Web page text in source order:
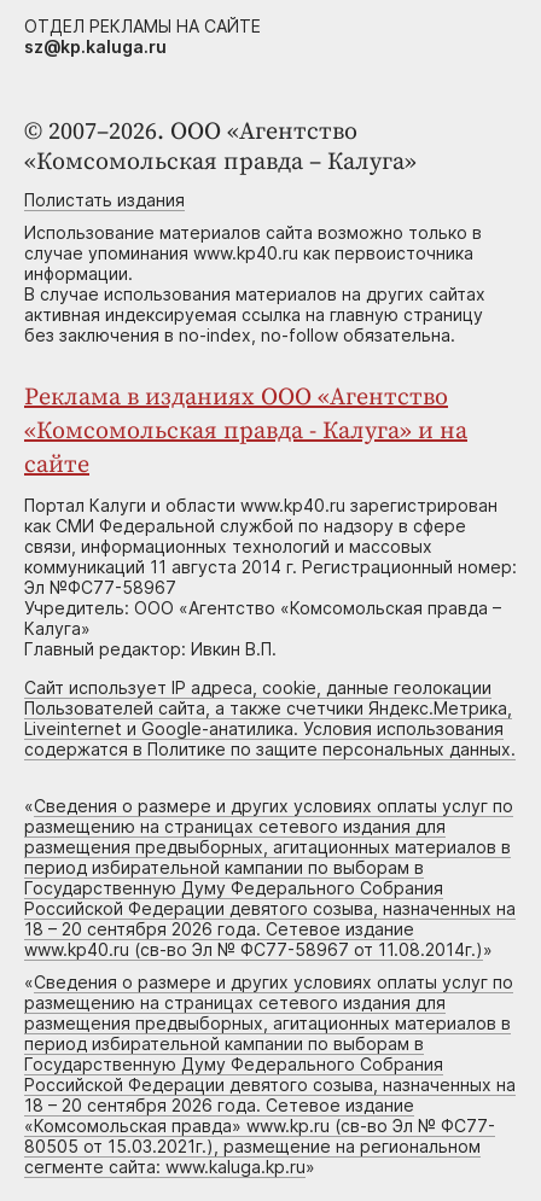
© 2007–2026. ООО «Агентство
«Комсомольская правда – Калуга»
Полистать издания
Использование материалов сайта возможно только в
случае упоминания www.kp40.ru как первоисточника
информации.
В случае использования материалов на других сайтах
активная индексируемая ссылка на главную страницу
без заключения в no-index, no-follow обязательна.
Реклама в изданиях ООО «Агентство
«Комсомольская правда - Калуга» и на
сайте
Портал Калуги и области www.kp40.ru зарегистрирован
как СМИ Федеральной службой по надзору в сфере
связи, информационных технологий и массовых
коммуникаций 11 августа 2014 г. Регистрационный номер:
Эл №ФС77-58967
Учредитель: ООО «Агентство «Комсомольская правда –
Калуга»
Главный редактор: Ивкин В.П.
Сайт использует IP адреса, cookie, данные геолокации
Пользователей сайта, а также счетчики Яндекс.Метрика,
Liveinternet и Google-анатилика. Условия использования
содержатся в Политике по защите персональных данных.
«Сведения о размере и других условиях оплаты услуг по
размещению на страницах сетевого издания для
размещения предвыборных, агитационных материалов в
период избирательной кампании по выборам в
Государственную Думу Федерального Собрания
Российской Федерации девятого созыва, назначенных на
18 – 20 сентября 2026 года. Сетевое издание
www.kp40.ru (св-во Эл № ФС77-58967 от 11.08.2014г.)»
«Сведения о размере и других условиях оплаты услуг по
размещению на страницах сетевого издания для
размещения предвыборных, агитационных материалов в
период избирательной кампании по выборам в
Государственную Думу Федерального Собрания
Российской Федерации девятого созыва, назначенных на
18 – 20 сентября 2026 года. Сетевое издание
«Комсомольская правда» www.kp.ru (св-во Эл № ФС77-
80505 от 15.03.2021г.), размещение на региональном
сегменте сайта: www.kaluga.kp.ru»
ОТДЕЛ РЕКЛАМЫ НА САЙТЕ
sz@kp.kaluga.ru